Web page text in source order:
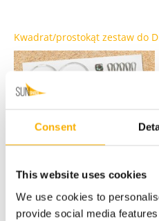
Consent
This website uses cookies
We use cookies to
provide social media
Kwadrat/prostokąt zestaw do
Kwadrat/prostokąt zestaw